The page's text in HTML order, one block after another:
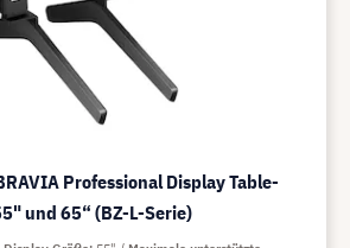
Professional Display Table-
und 65“ (BZ-L-Serie)